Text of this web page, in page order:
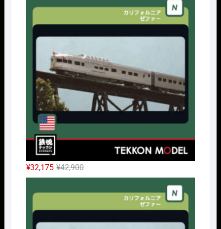
¥42,900元
の
価
¥32,175
現
在
の